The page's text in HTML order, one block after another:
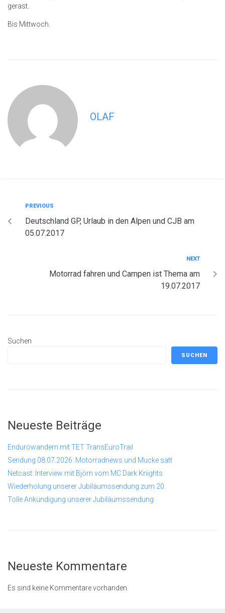
gerast.
Bis Mittwoch.
OLAF
PREVIOUS
Deutschland GP, Urlaub in den Alpen und CJB am
05.07.2017
NEXT
Motorrad fahren und Campen ist Thema am
19.07.2017
Suchen
SUCHEN
Neueste Beiträge
Endurowandern mit TET TransEuroTrail
Sendung 08.07.2026: Motorradnews und Mucke satt
Netcast: Interview mit Björn vom MC Dark Knights
Wiederholung unserer Jubiläumssendung zum 20.
Tolle Ankündigung unserer Jubiläumssendung
Neueste Kommentare
Es sind keine Kommentare vorhanden.